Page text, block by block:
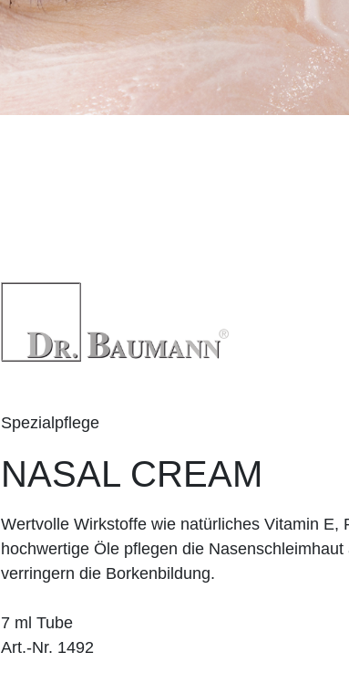
Spezialpflege
NASAL CREAM
Wertvolle Wirkstoffe wie natürliches Vitamin E,
hochwertige Öle pflegen die
verringern die Borkenbildung.
7 ml Tube
Art.-Nr. 1492